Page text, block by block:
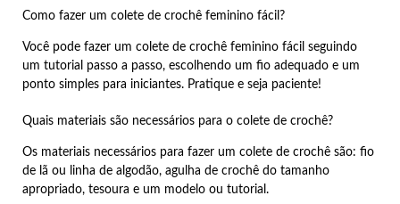
Como fazer um colete de crochê feminino fácil?
Você pode fazer um colete de crochê feminino fácil seguindo
um tutorial passo a passo, escolhendo um fio adequado e um
ponto simples para iniciantes. Pratique e seja paciente!
Quais materiais são necessários para o colete de crochê?
Os materiais necessários para fazer um colete de crochê são: fio
de lã ou linha de algodão, agulha de crochê do tamanho
apropriado, tesoura e um modelo ou tutorial.